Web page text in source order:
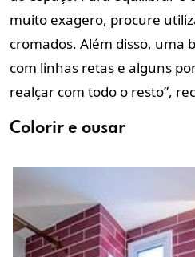
muito exagero, procure
cromados. Além disso, uma
com linhas retas e alguns
realçar com todo o resto”,
Colorir e ousar